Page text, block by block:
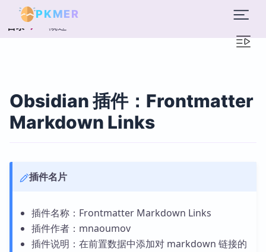
PKMER
目录 概述
Obsidian 插件：Frontmatter
Markdown Links
插件名片
插件名称：Frontmatter Markdown Links
插件作者：mnaoumov
插件说明：在前置数据中添加对 markdown 链接的